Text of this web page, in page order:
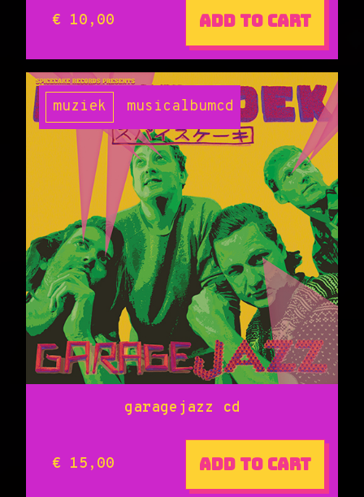
€ 10,00 Add to cart
muziek musicalbumcd
garagejazz cd
€ 15,00 Add to cart